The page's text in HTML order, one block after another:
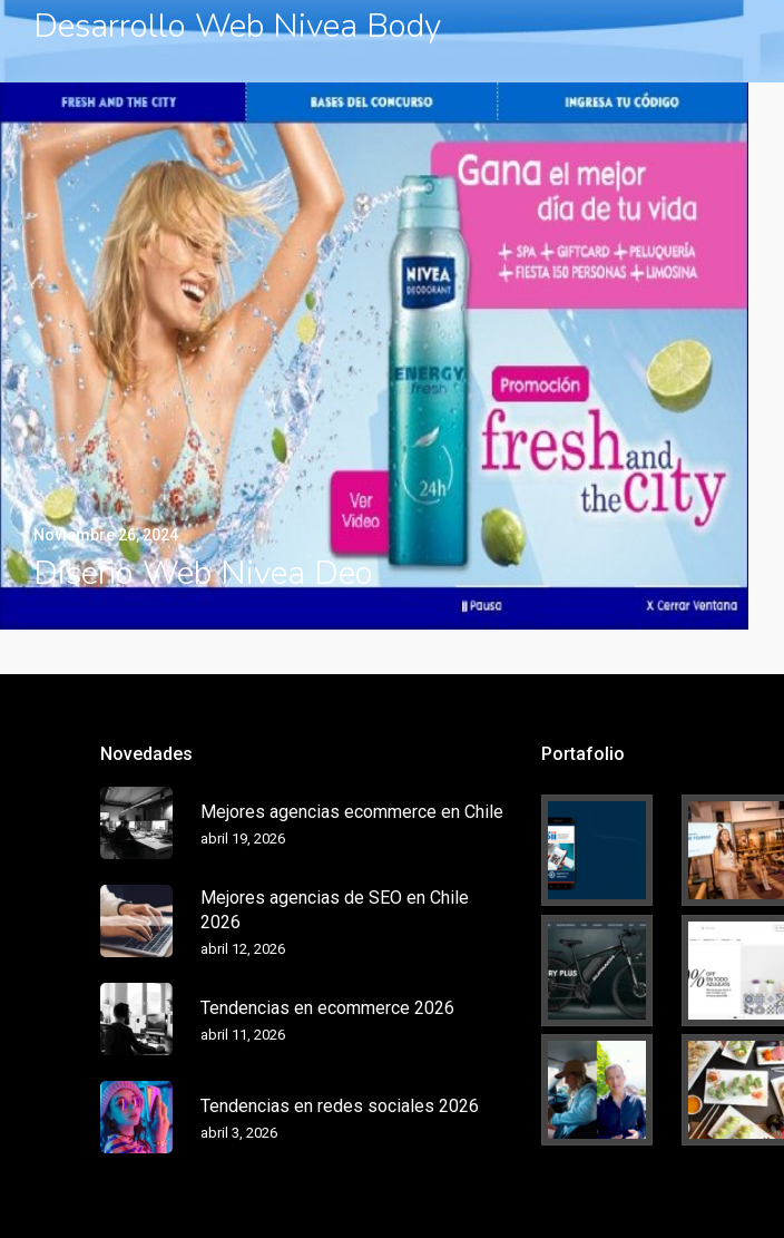
Desarrollo Web Nivea Body
Noviembre 26, 2024
Diseño Web Nivea Deo
Novedades
Mejores agencias ecommerce en Chile
abril 19, 2026
Mejores agencias de SEO en Chile
2026
abril 12, 2026
Tendencias en ecommerce 2026
abril 11, 2026
Tendencias en redes sociales 2026
abril 3, 2026
Portafolio